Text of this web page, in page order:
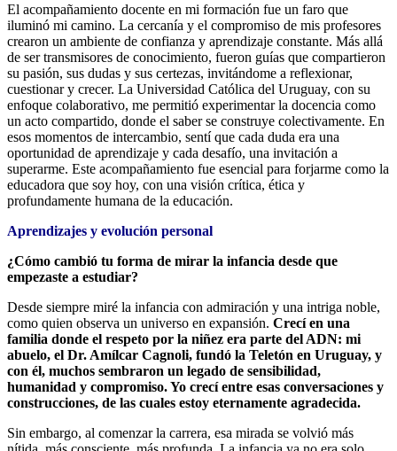
El acompañamiento docente en mi formación fue un faro que
iluminó mi camino. La cercanía y el compromiso de mis profesores
crearon un ambiente de confianza y aprendizaje constante. Más allá
de ser transmisores de conocimiento, fueron guías que compartieron
su pasión, sus dudas y sus certezas, invitándome a reflexionar,
cuestionar y crecer. La Universidad Católica del Uruguay, con su
enfoque colaborativo, me permitió experimentar la docencia como
un acto compartido, donde el saber se construye colectivamente. En
esos momentos de intercambio, sentí que cada duda era una
oportunidad de aprendizaje y cada desafío, una invitación a
superarme. Este acompañamiento fue esencial para forjarme como la
educadora que soy hoy, con una visión crítica, ética y
profundamente humana de la educación.
Aprendizajes y evolución personal
¿Cómo cambió tu forma de mirar la infancia desde que
empezaste a estudiar?
Desde siempre miré la infancia con admiración y una intriga noble,
como quien observa un universo en expansión. Crecí en una
familia donde el respeto por la niñez era parte del ADN: mi
abuelo, el Dr. Amílcar Cagnoli, fundó la Teletón en Uruguay, y
con él, muchos sembraron un legado de sensibilidad,
humanidad y compromiso. Yo crecí entre esas conversaciones y
construcciones, de las cuales estoy eternamente agradecida.
Sin embargo, al comenzar la carrera, esa mirada se volvió más